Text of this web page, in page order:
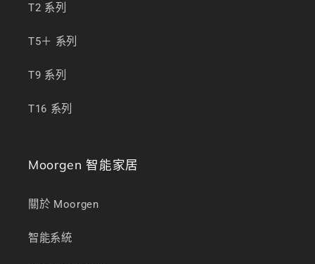
T2 系列
T5＋ 系列
T9 系列
T16 系列
Moorgen 智能家居
關於 Moorgen
智能系統